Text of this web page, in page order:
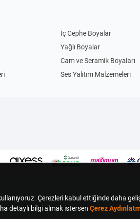
İç Cephe Boyalar
Yağlı Boyalar
Cam ve Seramik Boyaları
Ses Yalıtım Malzemeleri
Kamp Sandalyesi
Elbise ve Aksesuar Askıları
Oyuncak Kutuları